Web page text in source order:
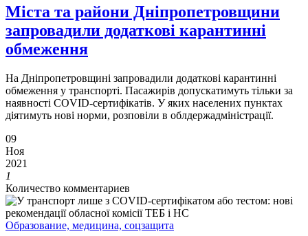
Міста та райони Дніпропетровщини
запровадили додаткові карантинні
обмеження
На Дніпропетровщині запровадили додаткові карантинні
обмеження у транспорті. Пасажирів допускатимуть тільки за
наявності COVID-сертифікатів. У яких населених пунктах
діятимуть нові норми, розповіли в облдержадміністрації.
09
Ноя
2021
1
Количество комментариев
Образование, медицина, соцзащита